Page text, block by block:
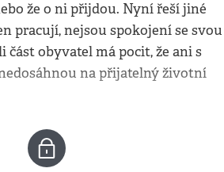
že o ni přijdou. Nyní řeší jiné
pracují, nejsou spokojení se svou
obyvatel má pocit, že ani s
na přijatelný životní